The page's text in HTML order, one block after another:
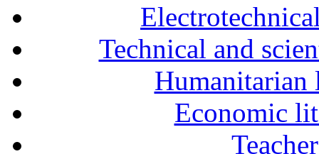
Technical and
Humanitarian
Economic